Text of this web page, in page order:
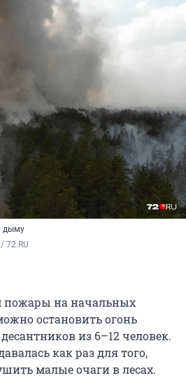
дыму
72.RU
пожары на начальных
остановить огонь
из 6–12 человек.
как раз для того,
малые очаги в лесах.